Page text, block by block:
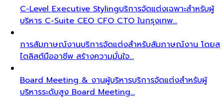
C-Level Executive Stylingบริการจัดแต่งเฉพาะสำหรับผู้
บริหาร C-Suite CEO CFO CTO ในกรุงเทพ…
การสัมภาษณ์งานบริการจัดแต่งสำหรับสัมภาษณ์งาน โดยส
ไตลิสต์มืออาชีพ สร้างความมั่นใจ…
Board Meeting & งานผู้บริหารบริการจัดแต่งสำหรับผู้
บริหารระดับสูง Board Meeting…